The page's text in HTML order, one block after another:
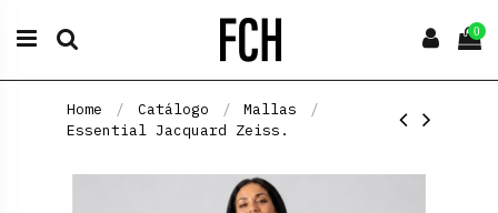
0
Home Catálogo
Mallas
Essential Jacquard Zeiss.